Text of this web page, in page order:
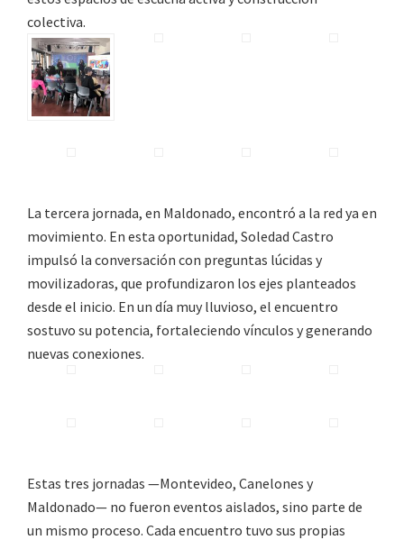
colectiva.
La tercera jornada, en Maldonado, encontró a la red ya en
movimiento. En esta oportunidad, Soledad Castro
impulsó la conversación con preguntas lúcidas y
movilizadoras, que profundizaron los ejes planteados
desde el inicio. En un día muy lluvioso, el encuentro
sostuvo su potencia, fortaleciendo vínculos y generando
nuevas conexiones.
Estas tres jornadas —Montevideo, Canelones y
Maldonado— no fueron eventos aislados, sino parte de
un mismo proceso. Cada encuentro tuvo sus propias